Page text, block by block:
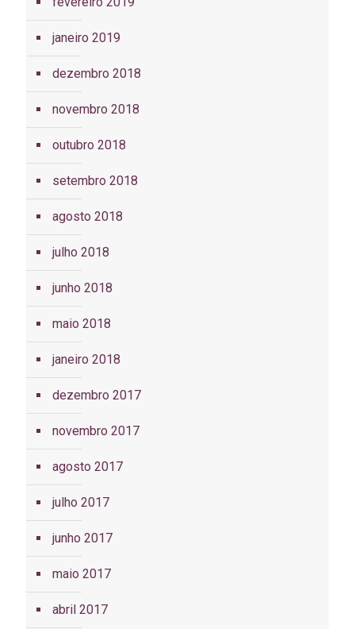
janeiro 2019
dezembro 2018
novembro 2018
outubro 2018
setembro 2018
agosto 2018
julho 2018
junho 2018
maio 2018
janeiro 2018
dezembro 2017
novembro 2017
agosto 2017
julho 2017
junho 2017
maio 2017
abril 2017